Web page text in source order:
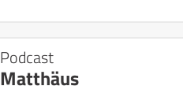
Podcast
Matthäus